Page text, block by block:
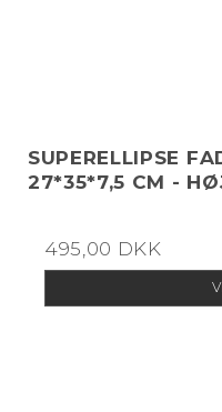
SUPERELLIPSE
27*35*7,5 CM -
495,00 DKK